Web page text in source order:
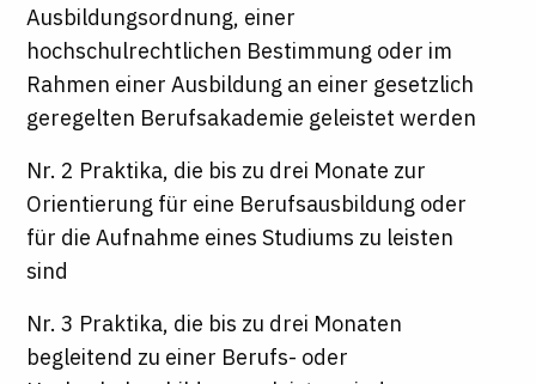
Ausbildungsordnung, einer
hochschulrechtlichen Bestimmung oder im
Rahmen einer Ausbildung an einer gesetzlich
geregelten Berufsakademie geleistet werden
Nr. 2 Praktika, die bis zu drei Monate zur
Orientierung für eine Berufsausbildung oder
für die Aufnahme eines Studiums zu leisten
sind
Nr. 3 Praktika, die bis zu drei Monaten
begleitend zu einer Berufs- oder